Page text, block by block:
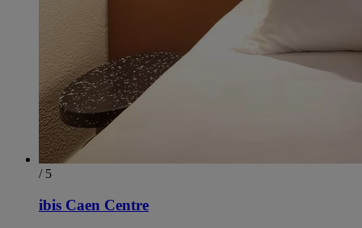
/ 5
ibis Caen Centre